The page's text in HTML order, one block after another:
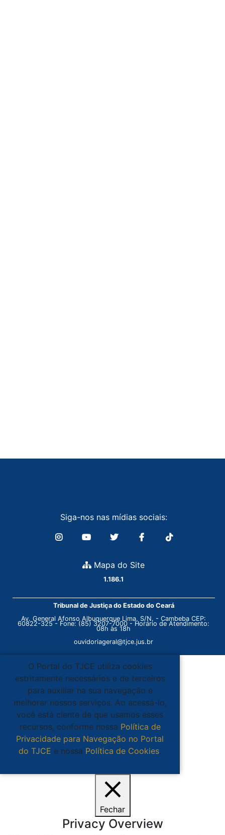
Siga-nos nas mídias sociais:
Mapa do Site
1.186.1
Tribunal de Justiça do Estado do Ceará
Av. General Afonso Albuquerque Lima, S/N. - Cambeba CEP:
60822-325 - Fone: (85) 3207-7000 - Horário de Atendimento:
08h às 18h
ouvidoriageral@tjce.jus.br
O Portal do TJCE utiliza cookies
estritamente necessários e de terceiros
para auxiliar na sua navegação e
melhorar nossos serviços. Ao acessá-lo,
você está ciente de que usamos esses
recursos, conforme nossa Política de
Privacidade para Navegação no Portal
do TJCE e nossa Política de Cookies.
Fechar
Privacy Overview